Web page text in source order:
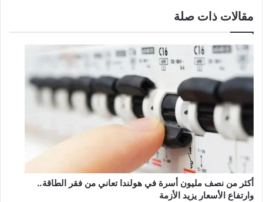
مقالات ذات صلة
أكثر من نصف مليون أسرة في هولندا تعاني من فقر الطاقة..
وارتفاع الأسعار يزيد الأزمة